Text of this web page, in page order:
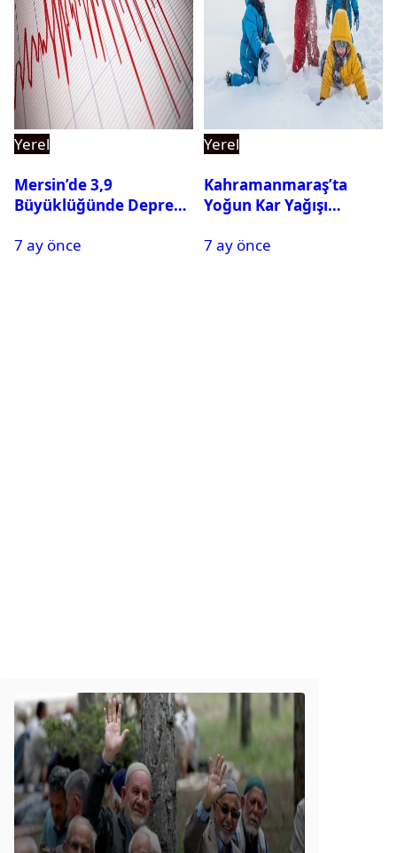
Yerel
Mersin’de 3,9
Büyüklüğünde Deprem
7 ay önce
Yerel
Kahramanmaraş’ta
Yoğun Kar Yağışı
Tatil
7 ay önce